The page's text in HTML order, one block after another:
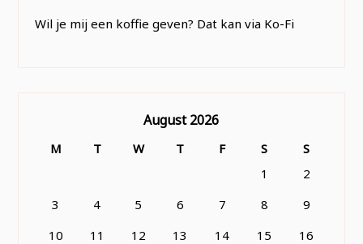
Wil je mij een koffie geven? Dat kan via Ko-Fi
August 2026
M T W T F S
S
1
2
3
4 5 6 7 8
9
10
11 12 13 14 15
16